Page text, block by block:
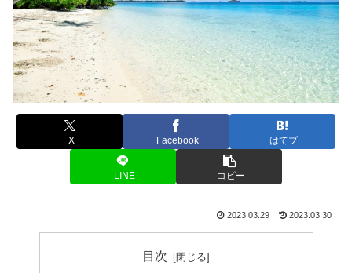
X Facebook はてブ
LINE コピー
2023.03.29 2023.03.30
目次